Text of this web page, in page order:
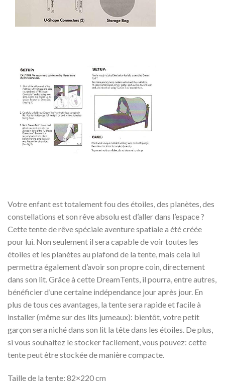
Votre enfant est totalement fou des étoiles, des planètes, des
constellations et son rêve absolu est d’aller dans l’espace ?
Cette tente de rêve spéciale aventure spatiale a été créée
pour lui. Non seulement il sera capable de voir toutes les
étoiles et les planètes au plafond de la tente, mais cela lui
permettra également d’avoir son propre coin, directement
dans son lit. Grâce à cette DreamTents, il pourra, entre autres,
bénéficier d’une certaine indépendance jour après jour. En
plus de tous ces avantages, la tente sera rapide et facile à
installer (même sur des lits jumeaux): bientôt, votre petit
garçon sera niché dans son lit la tête dans les étoiles. De plus,
si vous souhaitez le stocker facilement, vous pouvez: cette
tente peut être stockée de manière compacte.
Taille de la tente: 82×220 cm